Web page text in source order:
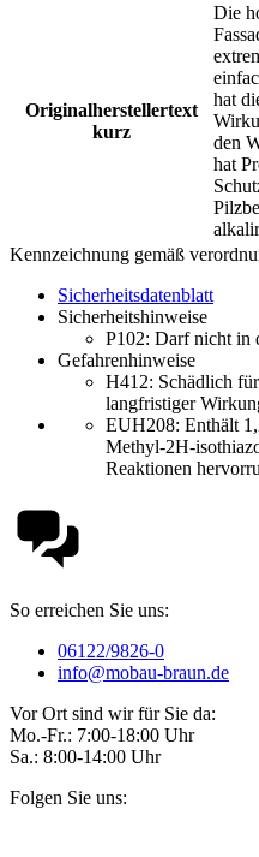
Originalherstellertext
kurz
Die
hat
den
hat
Kennzeichnung gemäß
Sicherheitsdatenblatt
Sicherheitshinweise
P102: Darf nicht in
Gefahrenhinweise
H412: Schädlich
langfristiger
EUH208: Enthält
Methyl-2H-
Reaktionen
So erreichen Sie uns:
06122/9826-0
info@mobau-braun.de
Vor Ort sind wir für Sie da:
Mo.-Fr.: 7:00-18:00 Uhr
Sa.: 8:00-14:00 Uhr
Folgen Sie uns: